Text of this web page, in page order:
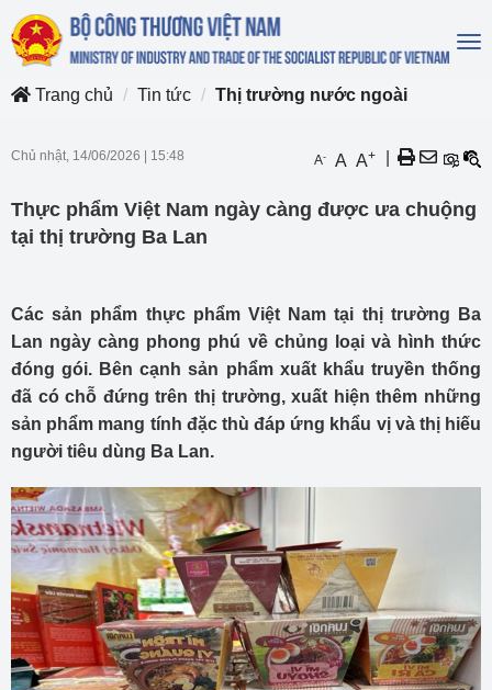
Trang chủ
Tin tức Thị trường nước ngoài
Chủ nhật, 14/06/2026 15:48 A- A A+
Thực phẩm Việt Nam ngày càng được ưa chuộng
tại thị trường Ba Lan
Các sản phẩm thực phẩm Việt Nam tại thị trường Ba
Lan ngày càng phong phú về chủng loại và hình thức
đóng gói. Bên cạnh sản phẩm xuất khẩu truyền thống
đã có chỗ đứng trên thị trường, xuất hiện thêm những
sản phẩm mang tính đặc thù đáp ứng khẩu vị và thị hiếu
người tiêu dùng Ba Lan.